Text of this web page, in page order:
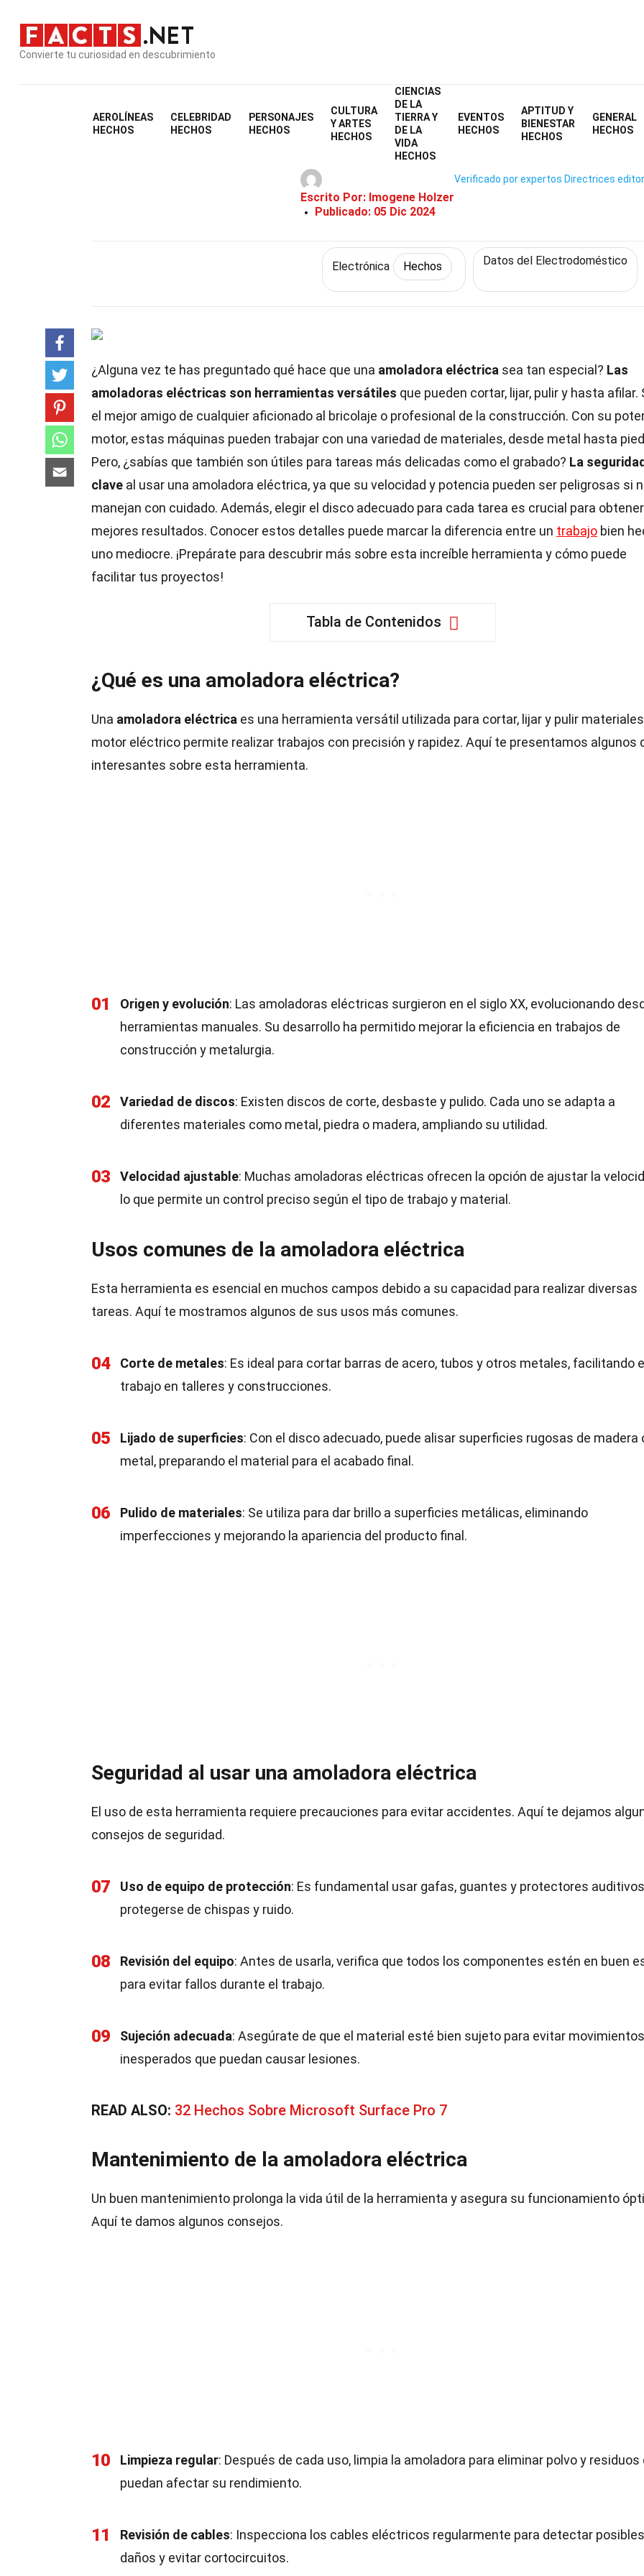
Convierte tu curiosidad en descubrimiento
AEROLÍNEAS
HECHOS
CELEBRIDAD
HECHOS
PERSONAJES
HECHOS
CULTURA
Y ARTES
HECHOS
CIENCIAS
DE LA
TIERRA Y
DE LA
VIDA
HECHOS
EVENTOS
HECHOS
APTITUD Y
BIENESTAR
HECHOS
GENERAL
HECHOS
Tecnología y Ciencias
29 Hechos Sobre Amoladora
Escrito Por: Imogene Holzer
Publicado: 05 Dic 2024
Verificado por expertos Directrices
Electrónica Hechos Datos del Electrodoméstico
¿Alguna vez te has preguntado qué hace que una amoladora eléctrica sea tan especial? Las
amoladoras eléctricas son herramientas versátiles que pueden cortar, lijar, pulir y hasta afilar.
el mejor amigo de cualquier aficionado al bricolaje o profesional de la construcción. Con su
motor, estas máquinas pueden trabajar con una variedad de materiales, desde metal hasta
Pero, ¿sabías que también son útiles para tareas más delicadas como el grabado? La
clave al usar una amoladora eléctrica, ya que su velocidad y potencia pueden ser peligrosas si
manejan con cuidado. Además, elegir el disco adecuado para cada tarea es crucial para
mejores resultados. Conocer estos detalles puede marcar la diferencia entre un trabajo bien
uno mediocre. ¡Prepárate para descubrir más sobre esta increíble herramienta y cómo puede
facilitar tus proyectos!
Tabla de Contenidos
¿Qué es una amoladora eléctrica?
Una amoladora eléctrica es una herramienta versátil utilizada para cortar, lijar y pulir
motor eléctrico permite realizar trabajos con precisión y rapidez. Aquí te presentamos algunos
interesantes sobre esta herramienta.
01 Origen y evolución: Las amoladoras eléctricas surgieron en el siglo XX, evolucionando
herramientas manuales. Su desarrollo ha permitido mejorar la eficiencia en trabajos de
construcción y metalurgia.
02 Variedad de discos: Existen discos de corte, desbaste y pulido. Cada uno se adapta a
diferentes materiales como metal, piedra o madera, ampliando su utilidad.
03 Velocidad ajustable: Muchas amoladoras eléctricas ofrecen la opción de ajustar la
lo que permite un control preciso según el tipo de trabajo y material.
Usos comunes de la amoladora eléctrica
Esta herramienta es esencial en muchos campos debido a su capacidad para realizar diversas
tareas. Aquí te mostramos algunos de sus usos más comunes.
04 Corte de metales: Es ideal para cortar barras de acero, tubos y otros metales, facilitando
trabajo en talleres y construcciones.
05 Lijado de superficies: Con el disco adecuado, puede alisar superficies rugosas de madera
metal, preparando el material para el acabado final.
06 Pulido de materiales: Se utiliza para dar brillo a superficies metálicas, eliminando
imperfecciones y mejorando la apariencia del producto final.
Seguridad al usar una amoladora eléctrica
El uso de esta herramienta requiere precauciones para evitar accidentes. Aquí te dejamos
consejos de seguridad.
07 Uso de equipo de protección: Es fundamental usar gafas, guantes y protectores
protegerse de chispas y ruido.
08 Revisión del equipo: Antes de usarla, verifica que todos los componentes estén en buen
para evitar fallos durante el trabajo.
09 Sujeción adecuada: Asegúrate de que el material esté bien sujeto para evitar movimientos
inesperados que puedan causar lesiones.
READ ALSO: 32 Hechos Sobre Microsoft Surface Pro 7
Mantenimiento de la amoladora eléctrica
Un buen mantenimiento prolonga la vida útil de la herramienta y asegura su funcionamiento
Aquí te damos algunos consejos.
10 Limpieza regular: Después de cada uso, limpia la amoladora para eliminar polvo y residuos
puedan afectar su rendimiento.
11 Revisión de cables: Inspecciona los cables eléctricos regularmente para detectar posibles
daños y evitar cortocircuitos.